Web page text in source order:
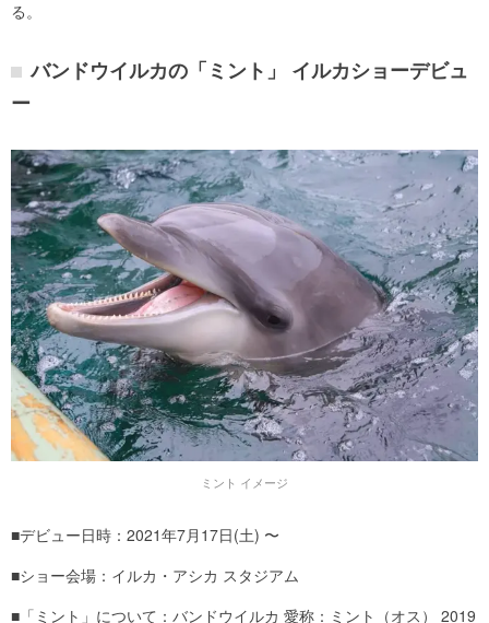
る。
バンドウイルカの「ミント」 イルカショーデビュ
ー
ミント イメージ
■デビュー日時：2021年7月17日(土) 〜
■ショー会場：イルカ・アシカ スタジアム
■「ミント」について：バンドウイルカ 愛称：ミント（オス） 2019